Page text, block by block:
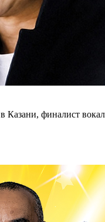
Казани, финалист